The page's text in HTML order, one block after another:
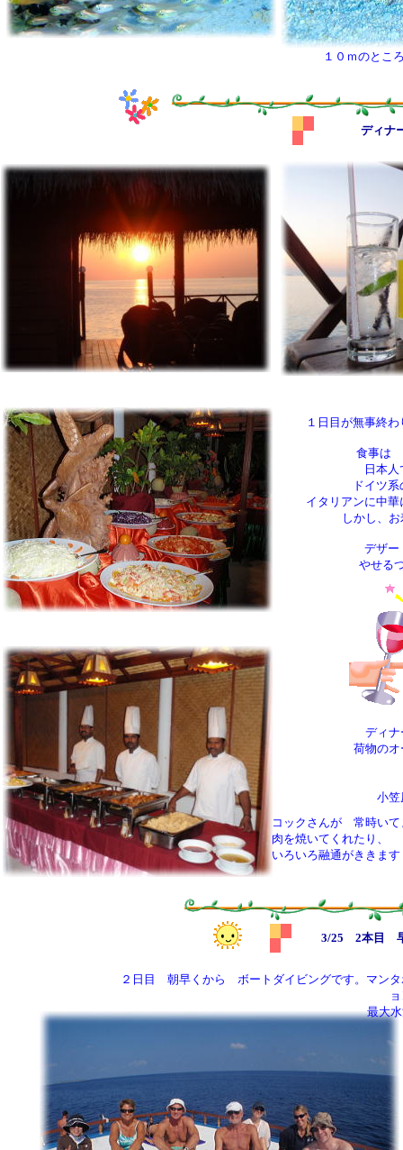
ディ
荷物の
小笠
コックさんが 常時いて
肉を焼いてくれたり、
いろいろ融通がききます
ディナ
１０ｍのとこ
3/25 2本目
２日目 朝早くから ボートダイビングです。マンタ
最大
１日目が無事終
食事は
日本
ドイツ
イタリアンに中
しかし、
デザー
やせる